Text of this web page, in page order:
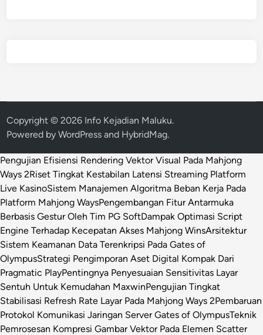
Copyright © 2026 Info Kejadian Maluku.
Powered byWordPress and HybridMag.
Pengujian Efisiensi Rendering Vektor Visual Pada Mahjong
Ways 2Riset Tingkat Kestabilan Latensi Streaming Platform
Live KasinoSistem Manajemen Algoritma Beban Kerja Pada
Platform Mahjong WaysPengembangan Fitur Antarmuka
Berbasis Gestur Oleh Tim PG SoftDampak Optimasi Script
Engine Terhadap Kecepatan Akses Mahjong WinsArsitektur
Sistem Keamanan Data Terenkripsi Pada Gates of
OlympusStrategi Pengimporan Aset Digital Kompak Dari
Pragmatic PlayPentingnya Penyesuaian Sensitivitas Layar
Sentuh Untuk Kemudahan MaxwinPengujian Tingkat
Stabilisasi Refresh Rate Layar Pada Mahjong Ways 2Pembaruan
Protokol Komunikasi Jaringan Server Gates of OlympusTeknik
Pemrosesan Kompresi Gambar Vektor Pada Elemen Scatter